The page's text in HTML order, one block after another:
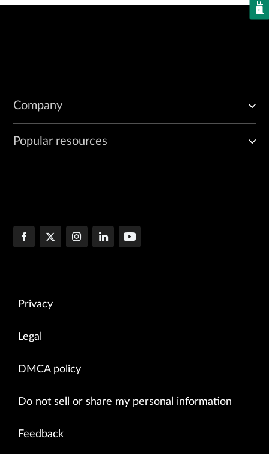
Company
Popular resources
Privacy
Legal
DMCA policy
Do not sell or share my personal information
Feedback